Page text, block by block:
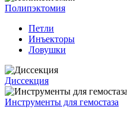
Полипэктомия
Петли
Инъекторы
Ловушки
Диссекция
Инструменты для гемостаза